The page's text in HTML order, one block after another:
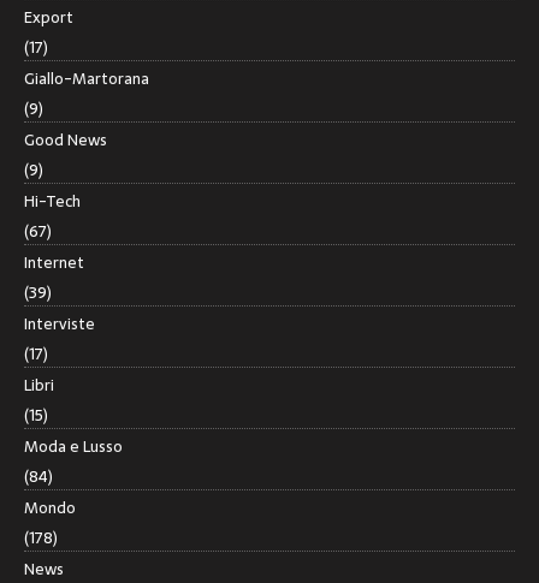
Export
(17)
Giallo-Martorana
(9)
Good News
(9)
Hi-Tech
(67)
Internet
(39)
Interviste
(17)
Libri
(15)
Moda e Lusso
(84)
Mondo
(178)
News